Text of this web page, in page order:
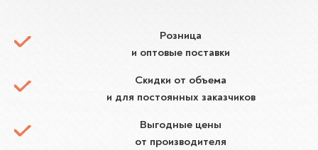
Розница
и оптовые поставки
Скидки от объема
и для постоянных заказчиков
Выгодные цены
от производителя